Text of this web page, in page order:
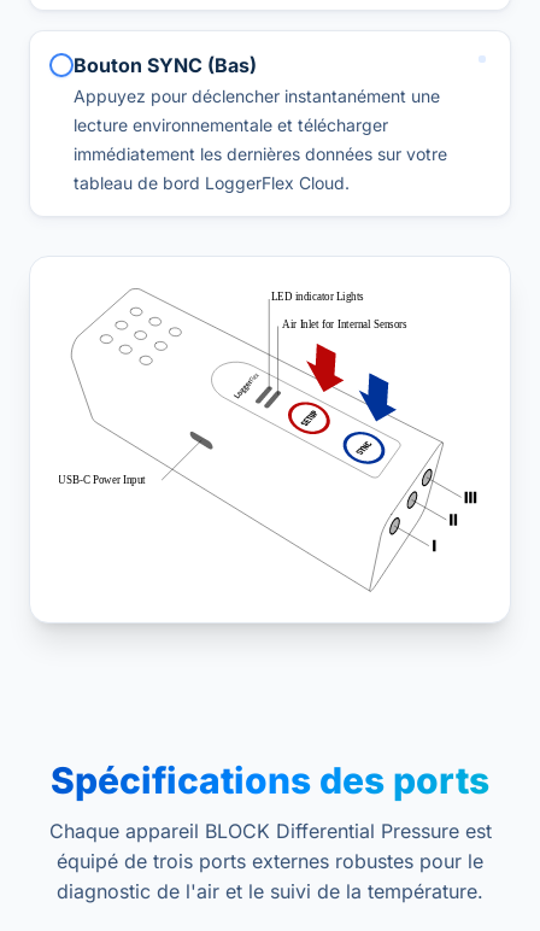
Bouton SYNC (Bas)
Appuyez pour déclencher instantanément une
lecture environnementale et télécharger
immédiatement les dernières données sur votre
tableau de bord LoggerFlex Cloud.
Spécifications des ports
Chaque appareil BLOCK Differential Pressure est
équipé de trois ports externes robustes pour le
diagnostic de l'air et le suivi de la température.